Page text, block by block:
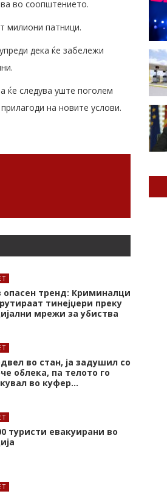
во соопштението.
милиони патници.
дека ќе забележи
ќе следува уште поголем
на новите услови.
опасен тренд: Криминалци
тинејџери преку
мрежи за убиства
во стан, ја задушил со
облека, па телото го
во куфер…
туристи евакуирани во